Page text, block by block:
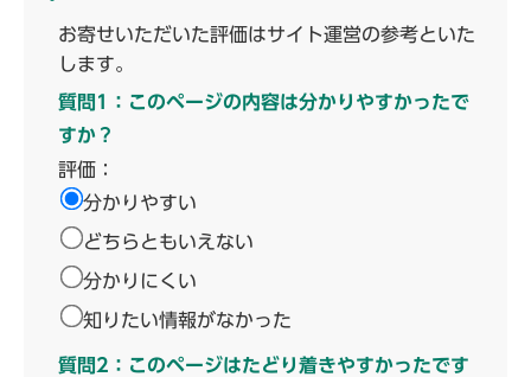
お寄せいただいた評価はサイト運営の参考といた
します。
質問1：このページの内容は分かりやすかったで
すか？
評価：
分かりやすい
どちらともいえない
分かりにくい
知りたい情報がなかった
質問2：このページはたどり着きやすかったです